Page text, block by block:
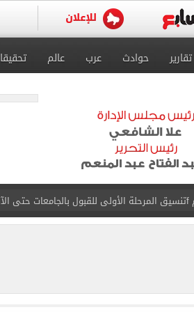
تقارير حوادث عرب عالم
إلى مثواها الأخير بعد وفاتها ليلة زفافها..
بمطار العلمين الدولى.. صور